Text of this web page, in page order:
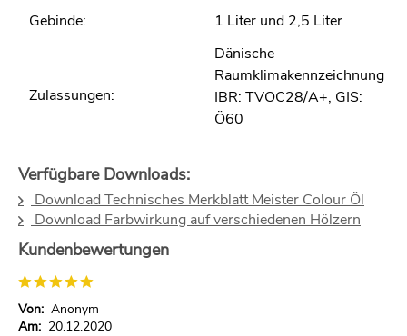
Gebinde: 1 Liter und 2,5 Liter
Zulassungen:
Dänische
Raumklimakennzeichnung
IBR: TVOC28/A+, GIS:
Ö60
Verfügbare Downloads:
Download Technisches Merkblatt Meister Colour Öl
Download Farbwirkung auf verschiedenen Hölzern
Kundenbewertungen
Von: Anonym
Am: 20.12.2020